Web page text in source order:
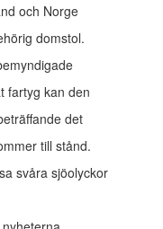
och Norge
domstol.
fartyg kan den
det
till stånd.
svåra sjöolyckor